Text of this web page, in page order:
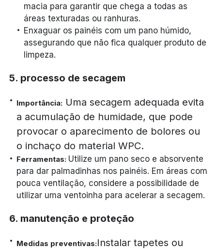
macia para garantir que chega a todas as
áreas texturadas ou ranhuras.
Enxaguar os painéis com um pano húmido,
assegurando que não fica qualquer produto de
limpeza.
5. processo de secagem
Importância: Uma secagem adequada evita
a acumulação de humidade, que pode
provocar o aparecimento de bolores ou
o inchaço do material WPC.
Ferramentas: Utilize um pano seco e absorvente
para dar palmadinhas nos painéis. Em áreas com
pouca ventilação, considere a possibilidade de
utilizar uma ventoinha para acelerar a secagem.
6. manutenção e proteção
Medidas preventivas:Instalar tapetes ou